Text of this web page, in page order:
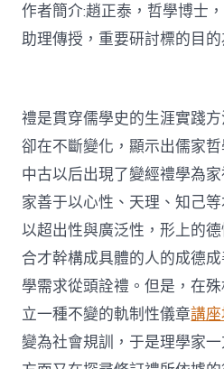
作者簡介:趙正泰，哲學博士
助理傳授，重要研討標的目
禮是貫穿儒學史的生涯實踐
卻在不斷變化，顯示出儒家
中古以后出現了變經禮學為
家善于以心性、天理、知己
以超出性與廣泛性，形上的
合才幹構成具體的人的成德
學需求從頭詮禮。但是，在
立一種不變的軌制性儀章講
變為社會規訓，于是理學家